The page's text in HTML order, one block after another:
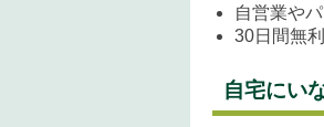
自営業や
30日間無
自宅にい